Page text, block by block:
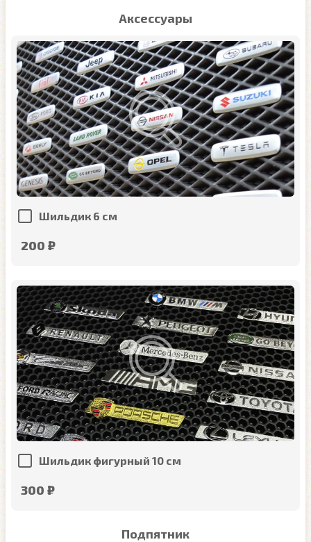
Аксессуары
Шильдик 6 см
200 ₽
Шильдик фигурный 10 см
300 ₽
Подпятник